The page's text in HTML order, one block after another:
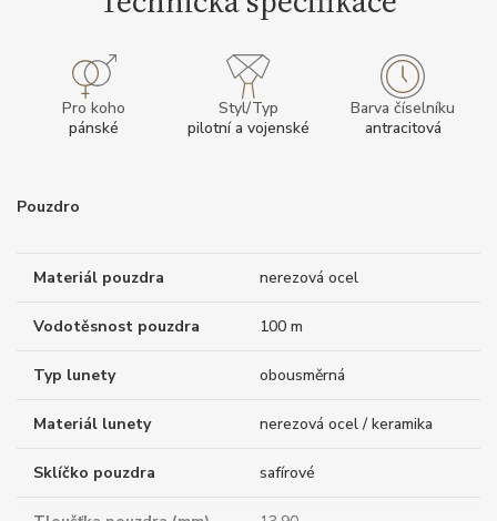
Pro koho
pánské
Styl/Typ
pilotní a vojenské
Barva číselníku
antracitová
Pouzdro
Materiál pouzdra nerezová ocel
Vodotěsnost pouzdra 100 m
Typ lunety obousměrná
Materiál lunety nerezová ocel / keramika
Sklíčko pouzdra safírové